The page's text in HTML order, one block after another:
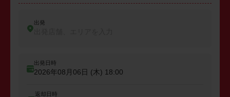
出発
出発日時
2026年08月06日 (木) 18:00
返却日時